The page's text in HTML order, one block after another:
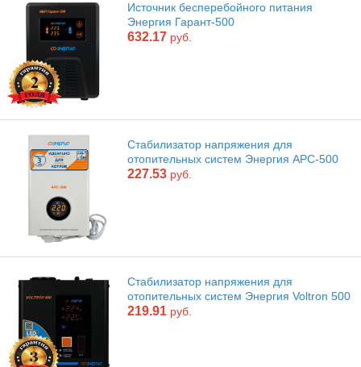
Источник бесперебойного питания
Энергия Гарант-500
632.17 руб.
Стабилизатор напряжения для
отопительных систем Энергия АРС-500
227.53 руб.
Стабилизатор напряжения для
отопительных систем Энергия Voltron 500
219.91 руб.